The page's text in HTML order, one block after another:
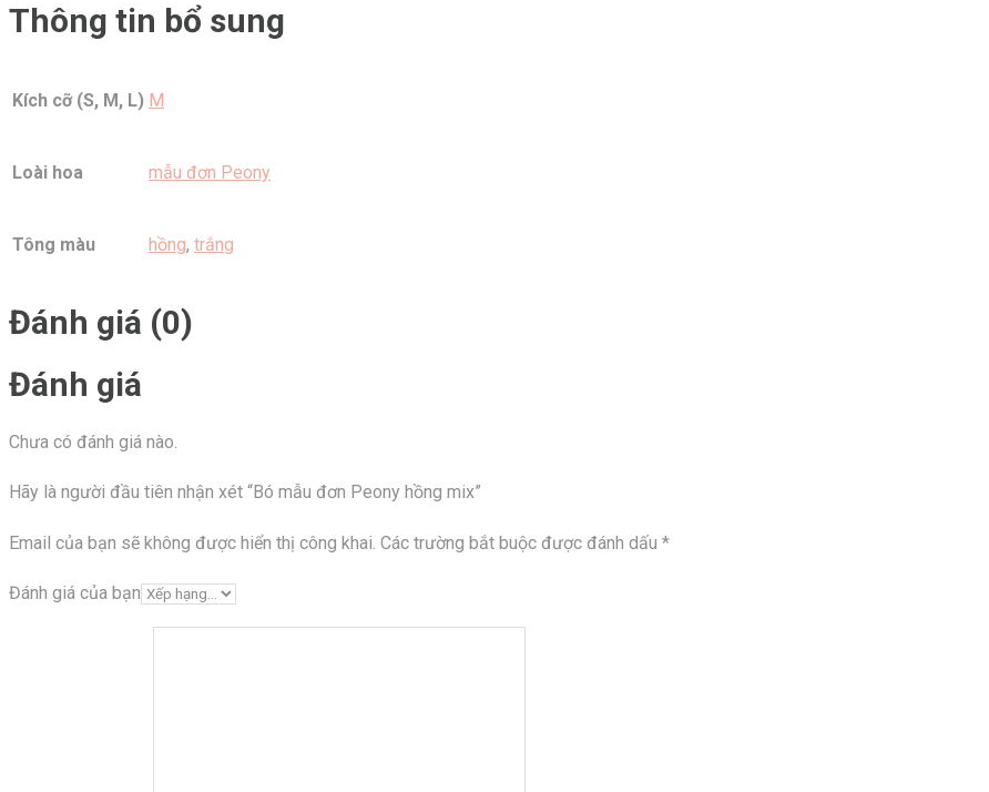
Thông tin bổ sung
Kích cỡ (S, M, L) M
Loài hoa mẫu đơn Peony
Tông màu hồng, trắng
Đánh giá (0)
Đánh giá
Chưa có đánh giá nào.
Hãy là người đầu tiên nhận xét “Bó mẫu đơn Peony hồng mix”
Email của bạn sẽ không được hiển thị công khai. Các trường bắt buộc được đánh dấu *
Đánh giá của bạn